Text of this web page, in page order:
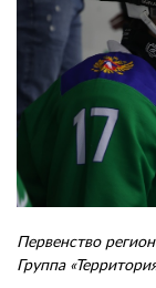
Первенство
Группа